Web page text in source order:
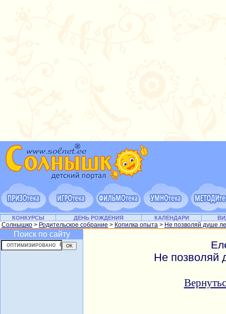
КОНКУРСЫ ДЕНЬ РОЖДЕНИЯ КАЛЕНДАРИ
Солнышко > Родительское собрание > Копилка опыта > Не позволяй душе
Поиск по сайту
Не позволяй